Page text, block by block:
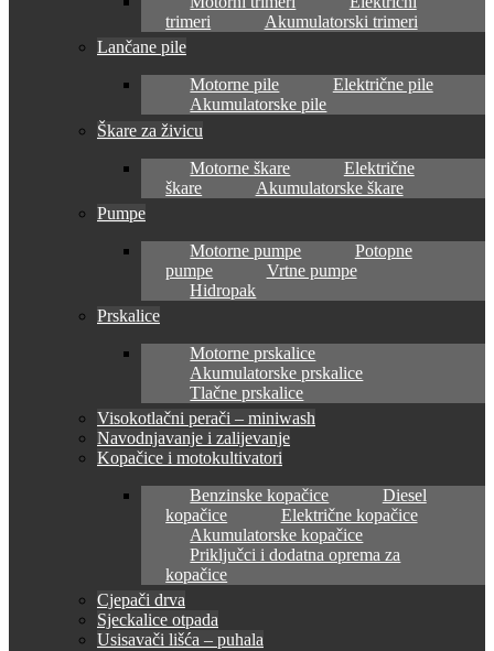
trimeri
Akumulatorski trimeri
Lančane pile
Motorne pile
Električne pile
Akumulatorske pile
Škare za živicu
Motorne škare
Električne
škare
Akumulatorske škare
Pumpe
Motorne pumpe
Potopne
pumpe
Vrtne pumpe
Hidropak
Prskalice
Motorne prskalice
Akumulatorske prskalice
Tlačne prskalice
Visokotlačni perači – miniwash
Navodnjavanje i zalijevanje
Kopačice i motokultivatori
Benzinske kopačice
Diesel
kopačice
Električne kopačice
Akumulatorske kopačice
Priključci i dodatna oprema za
kopačice
Cjepači drva
Sjeckalice otpada
Usisavači lišća – puhala